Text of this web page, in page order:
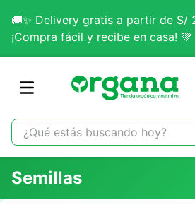
🚚✨ Delivery gratis a partir de S/
¡Compra fácil y recibe en casa! 💚
¿Qué estás buscando hoy?
1.
omega 3
Semillas